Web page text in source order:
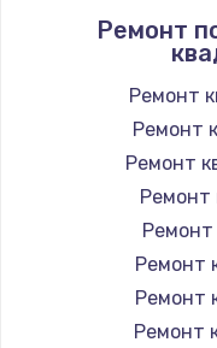
Ремонт
Ремонт
Ремонт
Ремонт
Ремонт
Ремонт
Ремонт
Ремонт
Ремонт